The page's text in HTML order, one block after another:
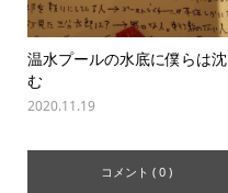
温水プールの水底に僕らは沈
む
2020.11.19
コメント ( 0 )